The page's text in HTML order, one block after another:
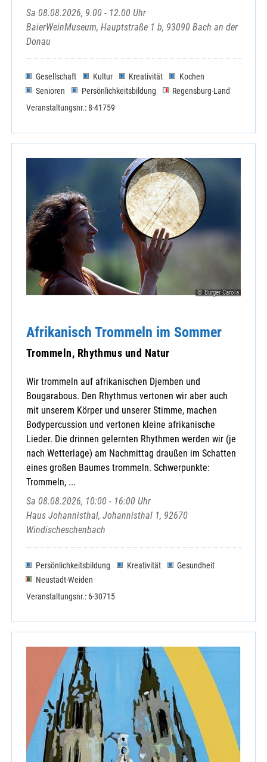
Sa 08.08.2026, 9.00 - 12.00 Uhr
BaierWeinMuseum, Hauptstraße 1 b, 93090 Bach an der
Donau
Gesellschaft Kultur Kreativität
Kochen
Senioren
Persönlichkeitsbildung
Regensburg-Land
Veranstaltungsnr.: 8-41759
© Burger Carola
Afrikanisch Trommeln im Sommer
Trommeln, Rhythmus und Natur
Wir trommeln auf afrikanischen Djemben und
Bougarabous. Den Rhythmus vertonen wir aber auch
mit unserem Körper und unserer Stimme, machen
Bodypercussion und vertonen kleine afrikanische
Lieder. Die drinnen gelernten Rhythmen werden wir (je
nach Wetterlage) am Nachmittag draußen im Schatten
eines großen Baumes trommeln. Schwerpunkte:
Trommeln, ...
Sa 08.08.2026, 10:00 - 16:00 Uhr
Haus Johannisthal, Johannisthal 1, 92670
Windischeschenbach
Persönlichkeitsbildung Kreativität
Gesundheit
Neustadt-Weiden
Veranstaltungsnr.: 6-30715